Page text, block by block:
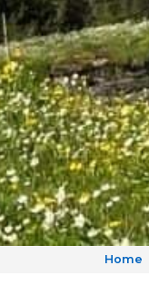
Home